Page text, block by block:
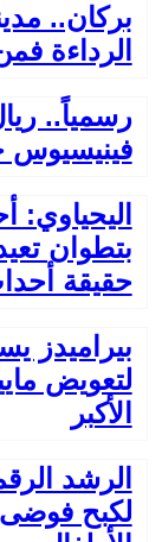
بركان..
الرداءة
رسمياً..
فينيسيوس
اليحياوي:
بتطوان
حقيقة
بيراميدز
لتعويض
الأكبر
الرشد
لكبح فوضى